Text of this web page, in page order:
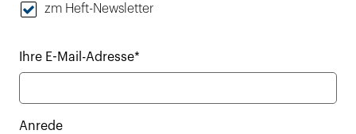
zm Heft-Newsletter
Ihre E-Mail-Adresse*
Anrede